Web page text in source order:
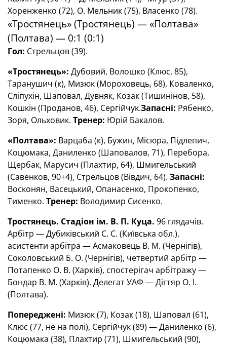
Хоренженко (72), О. Мельник (75), Власенко (78).
«Тростянець» (Тростянець) — «Полтава»
(Полтава) — 0:1 (0:1)
Гол: Стрельцов (39).
«Тростянець»: Дубовий, Волошко (Клюс, 85),
Таранушич (к), Мизюк (Мороховець, 68), Коваленко,
Сліпухін, Шаповал, Дувняк, Козак (Тишинінов, 58),
Кошкін (Проданов, 46), Сергійчук.Запасні: Рябенко,
Зоря, Ольховик. Тренер: Юрій Бакалов.
«Полтава»: Варцаба (к), Бужин, Місюра, Підлепич,
Коцюмака, Даниленко (Шаповалов, 71), Перебора,
Щербак, Марусич (Плахтир, 64), Шмигельський
(Савенков, 90+4), Стрельцов (Вівдич, 64). Запасні:
Восконян, Васецький, Опанасенко, Прокопенко,
Тименко. Тренер: Володимир Сисенко.
Тростянець. Стадіон ім. В. П. Куца. 96 глядачів.
Арбітр — Дубиківський С. С. (Київська обл.),
асистенти арбітра — Асмаковець В. М. (Чернігів),
Соколовський Б. О. (Чернігів), четвертий арбітр —
Потапенко О. В. (Харків), спостерігач арбітражу —
Бондар В. М. (Харків). Делегат УАФ — Дігтяр О. І.
(Полтава).
Попереджені: Мизюк (7), Козак (18), Шаповал (61),
Клюс (77, не на полі), Сергійчук (89) — Даниленко (6),
Коцюмака (38), Плахтир (71), Шмигельський (90),